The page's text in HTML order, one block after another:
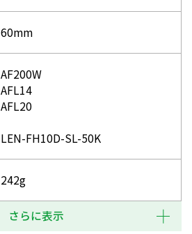
60mm
AF200W
AFL14
AFL20
LEN-FH10D-SL-50K
242g
さらに表示